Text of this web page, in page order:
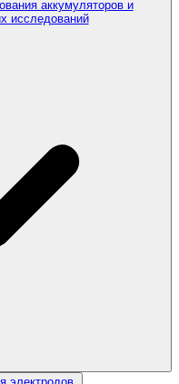
аккумуляторов и
исследований